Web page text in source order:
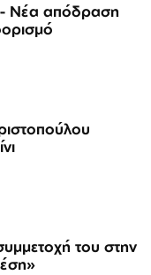
του στην